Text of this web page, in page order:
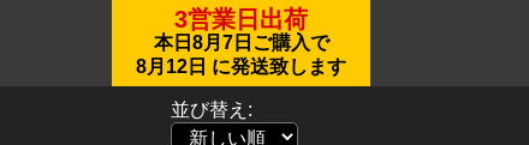
3営業日出荷
本日 8月7日 ご購入で
8月12日 に発送致します
並び替え: